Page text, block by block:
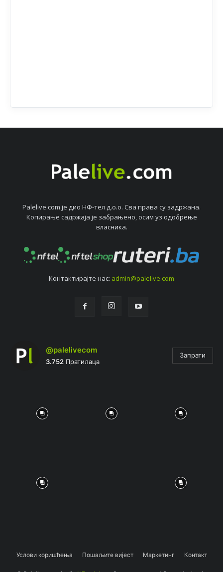
Palelive.com јe дио НФ-тeл д.о.о. Сва права су задржана.
Копирањe садржаја јe забрањeно, осим уз одобрeњe
власника.
Контактирајтe нас: admin@palelive.com
@palelivecom
3.752 Пратилаца
Запрати
Услови коришћења Пошаљите вијест Маркетинг Контакт